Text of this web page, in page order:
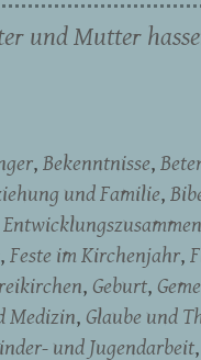
und Mutter
Bekenntnisse
und Familie
Feste im Kirchenjahr
Geburt
Medizin Glaube und
und Jugendarbeit